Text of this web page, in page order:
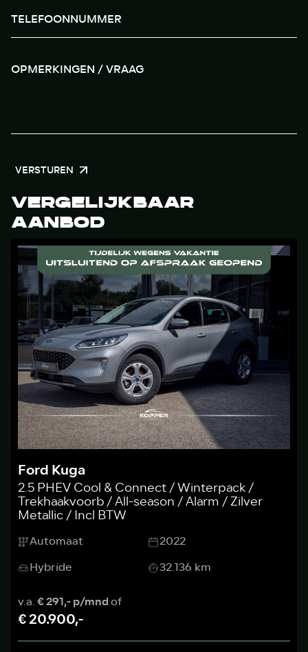
VERSTUREN
VERGELIJKBAAR
AANBOD
Ford Kuga
2.5 PHEV Cool & Connect / Winterpack /
Trekhaakvoorb / All-season / Alarm / Zilver
Metallic / Incl BTW
Automaat
2022
Hybride
32.136 km
v.a.€ 291,- p/mndof
€ 20.900,-